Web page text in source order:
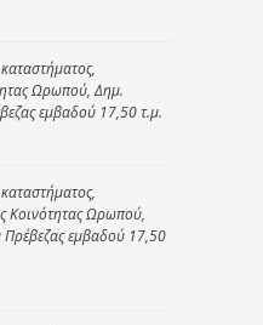
Ωρωπού, Δημ.
εμβαδού 17,50 τ.μ.
Κοινότητας Ωρωπού,
εμβαδού 17,50